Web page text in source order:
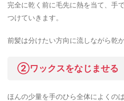
完全に乾く前に毛先に熱を当て、手
つけていきます。
前髪は分けたい方向に流しながら乾
②ワックスをなじませる
ほんの少量を手のひら全体によくの